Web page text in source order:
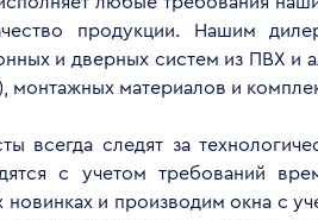
продукцию.
продукции. Нашим
и дверных систем из ПВХ и
монтажных материалов и
всегда следят за
с учетом требований
новинках и производим окна с